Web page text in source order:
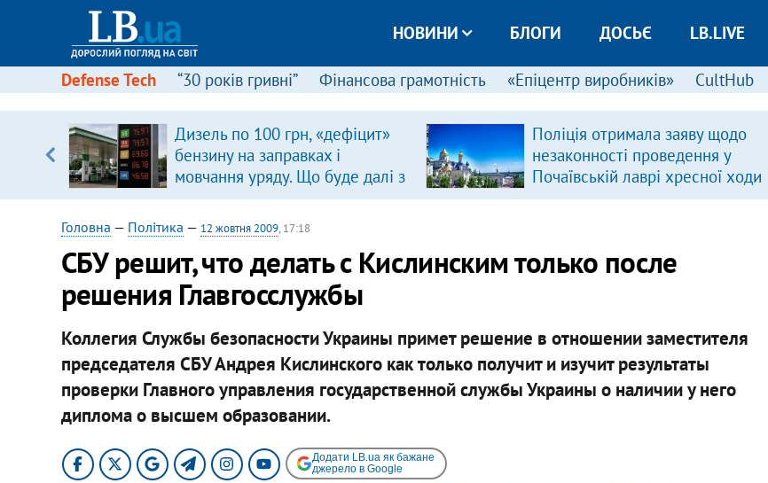
НОВИНИ БЛОГИ ДОСЬЄ LB.LIVE
Defense Tech “30 років гривні” Фінансова грамотність «Епіцентр виробників» CultHub
Дизель по 100 грн, «дефіцит»
бензину на заправках і
мовчання уряду. Що буде далі з
цінами на пальне?
Поліція отримала заяву щодо
незаконності проведення у
Почаївській лаврі хресної ходи
Головна — Політика — 12 жовтня 2009, 17:18
СБУ решит, что делать с Кислинским только после
решения Главгосслужбы
Коллегия Службы безопасности Украины примет решение в отношении заместителя
председателя СБУ Андрея Кислинского как только получит и изучит результаты
проверки Главного управления государственной службы Украины о наличии у него
диплома о высшем образовании.
Додати LB.ua як бажане
джерело в Google